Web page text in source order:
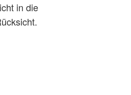
in die